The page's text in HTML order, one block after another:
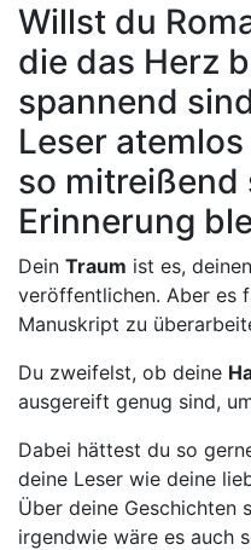
Willst du
die das Herz
spannend
Leser
so mitreißend
Erinnerung
Dein Traum ist es,
veröffentlichen. Aber es
Manuskript zu
Du zweifelst, ob deine
ausgereift genug sind,
Dabei hättest du so
deine Leser wie deine
Über deine Geschichten
irgendwie wäre es auch